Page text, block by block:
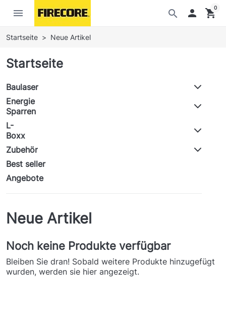
menu search  shopping_cart
0
Startseite Neue Artikel
Startseite
Baulaser
Energie
Sparren
L-
Boxx
Zubehör
Best seller
Angebote
Neue Artikel
Noch keine Produkte verfügbar
Bleiben Sie dran! Sobald weitere Produkte hinzugefügt
wurden, werden sie hier angezeigt.